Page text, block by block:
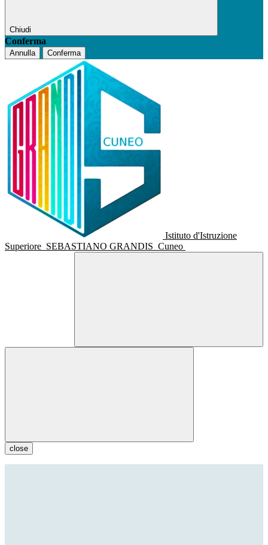
Chiudi
Conferma
Annulla Conferma
Istituto d'Istruzione
Superiore SEBASTIANO GRANDIS Cuneo
close